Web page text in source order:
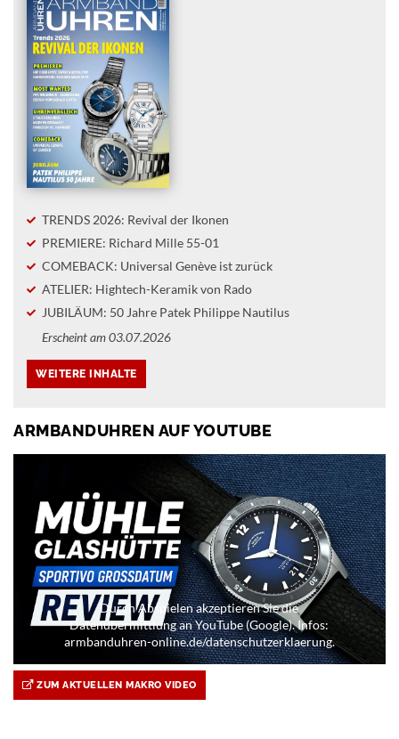
TRENDS 2026: Revival der Ikonen
PREMIERE: Richard Mille 55-01
COMEBACK: Universal Genève ist zurück
ATELIER: Hightech-Keramik von Rado
JUBILÄUM: 50 Jahre Patek Philippe Nautilus
Erscheint am 03.07.2026
ARMBANDUHREN AUF YOUTUBE
Durch Abspielen akzeptieren Sie die
Datenübermittlung an YouTube (Google). Infos:
armbanduhren-online.de/datenschutzerklaerung.
ZUM AKTUELLEN MAKRO VIDEO